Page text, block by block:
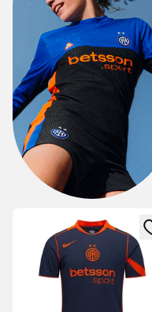
Otvorí modál na